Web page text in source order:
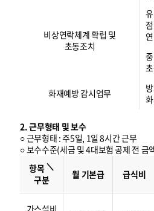
비상연락체계 확립 및
초동조치
화재예방 감시업무
2. 근무형태 및 보수
○ 근무형태 : 주5일, 1일 8시간 근무
○ 보수수준(세금 및 4대보험 공제 전 금
항목＼
구분
월 기본급 급식비
가스설비